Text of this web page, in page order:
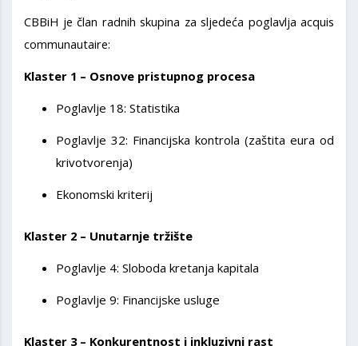
CBBiH je član radnih skupina za sljedeća poglavlja acquis
communautaire:
Klaster 1 – Osnove pristupnog procesa
Poglavlje 18: Statistika
Poglavlje 32: Financijska kontrola (zaštita eura od
krivotvorenja)
Ekonomski kriterij
Klaster 2 – Unutarnje tržište
Poglavlje 4: Sloboda kretanja kapitala
Poglavlje 9: Financijske usluge
Klaster 3 – Konkurentnost i inkluzivni rast